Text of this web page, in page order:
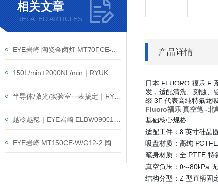
相关文章
RELATED ARTICLES
产品详情
日本 FLUORO 福乐 F
发，适配清洗、刻蚀、
缀 3F 代表高纯特氟龙
Fluoro福乐 真空笔 -北
基础核心规格
适配工件：8 英寸硅晶
吸盘材质：高纯
笔身材质：全 PTFE 特
真空负压：0~-80kPa
结构分型：Z 型直柄固